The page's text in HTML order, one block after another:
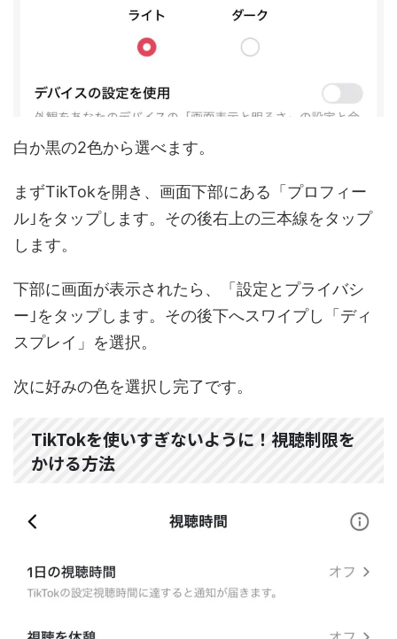
白か黒の2色から選べます。
まずTikTokを開き、画面下部にある「プロフィー
ル｣をタップします。その後右上の三本線をタップ
します。
下部に画面が表示されたら、「設定とプライバシ
ー｣をタップします。その後下へスワイプし「ディ
スプレイ」を選択。
次に好みの色を選択し完了です。
TikTokを使いすぎないように！視聴制限を
かける方法